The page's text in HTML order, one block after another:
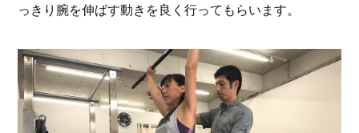
っきり腕を伸ばす動きを良く行ってもらいます。